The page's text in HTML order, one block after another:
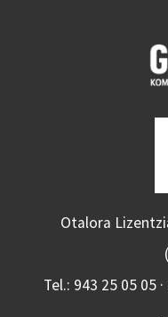
Otalora
Tel.: 943 25 05 05